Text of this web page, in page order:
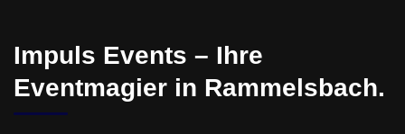
Impuls Events – Ihre
Eventmagier in Rammelsbach.